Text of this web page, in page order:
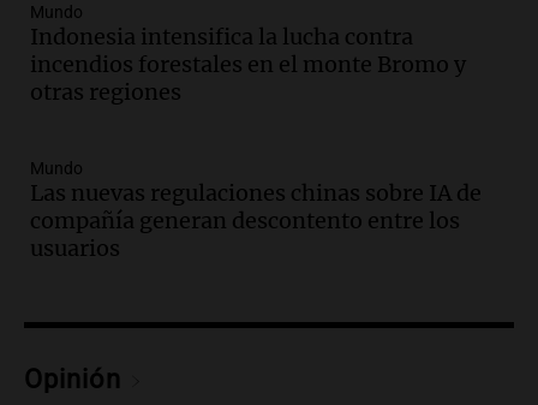
Audio. El cardenal Ángel Rossi advirtió
que la justicia social viene siendo
“despreciada y burlada”
Audio.
La Bulaya se prepara para el cierre
de su gran muestra anual con la
participación de miles de visitantes
Panorama Federal
Audio.El Senado de Santa Fe aprueba
fenómeno del Niño
Mundo
Indonesia intensifica la lucha contra
incendios forestales en el monte Bromo y
otras regiones
Mundo
Las nuevas regulaciones chinas sobre IA de
compañía generan descontento entre los
usuarios
Opinión